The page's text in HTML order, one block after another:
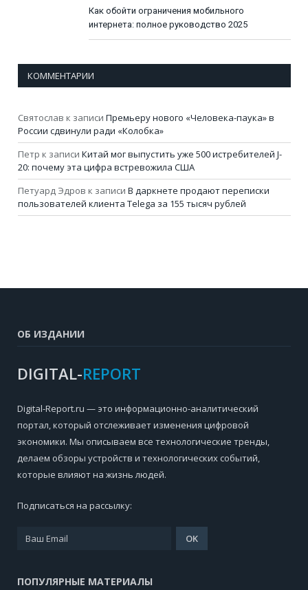
Как обойти ограничения мобильного
интернета: полное руководство 2025
КОММЕНТАРИИ
Святослав к записи Премьеру нового «Человека-паука» в
России сдвинули ради «Колобка»
Петр к записи Китай мог выпустить уже 500 истребителей J-
20: почему эта цифра встревожила США
Петуард Эдров к записи В даркнете продают переписки
пользователей клиента Telega за 155 тысяч рублей
ОБ ИЗДАНИИ
DIGITAL-REPORT
Digital-Report.ru — это информационно-аналитический
портал, который отслеживает изменения цифровой
экономики. Мы описываем все технологические тренды,
делаем обзоры устройств и технологических событий,
которые влияют на жизнь людей.
Подписаться на рассылку:
ПОПУЛЯРНЫЕ МАТЕРИАЛЫ